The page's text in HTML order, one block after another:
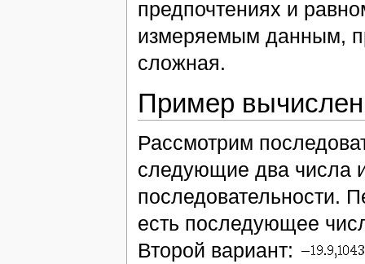
предпочтениях и
измеряемым данным,
сложная.
Пример
Рассмотрим
следующие два числа
последовательности.
есть последующее
Второй вариант: